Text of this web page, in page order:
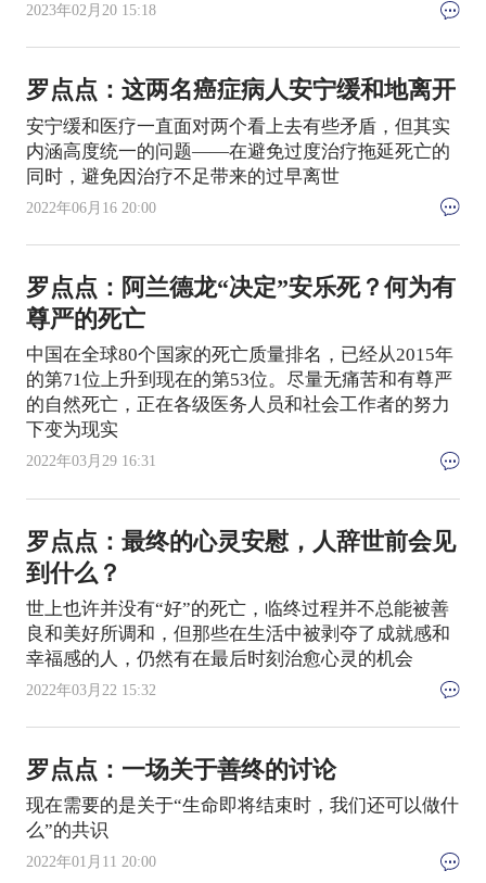
2023年02月20 15:18
罗点点：这两名癌症病人安宁缓和地离开
安宁缓和医疗一直面对两个看上去有些矛盾，但其实
内涵高度统一的问题——在避免过度治疗拖延死亡的
同时，避免因治疗不足带来的过早离世
2022年06月16 20:00
罗点点：阿兰德龙“决定”安乐死？何为有
尊严的死亡
中国在全球80个国家的死亡质量排名，已经从2015年
的第71位上升到现在的第53位。尽量无痛苦和有尊严
的自然死亡，正在各级医务人员和社会工作者的努力
下变为现实
2022年03月29 16:31
罗点点：最终的心灵安慰，人辞世前会见
到什么？
世上也许并没有“好”的死亡，临终过程并不总能被善
良和美好所调和，但那些在生活中被剥夺了成就感和
幸福感的人，仍然有在最后时刻治愈心灵的机会
2022年03月22 15:32
罗点点：一场关于善终的讨论
现在需要的是关于“生命即将结束时，我们还可以做什
么”的共识
2022年01月11 20:00